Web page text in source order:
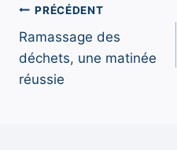
Navigation
de
l’article
PRÉCÉDENT
Ramassage des
déchets, une matinée
réussie